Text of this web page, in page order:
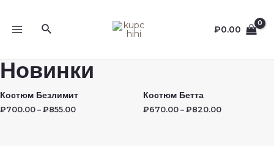
содержимому
MENU
Поиск ₽0.00
Новинки
Костюм Безлимит
₽700.00 – ₽855.00
Костюм Бетта
₽670.00 – ₽820.00